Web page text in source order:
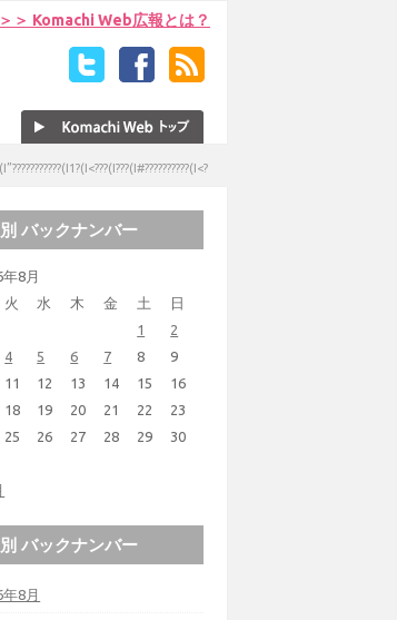
＞＞ Komachi Web広報とは？
別 バックナンバー
年8月
火 水 木 金 土 日
1
2
4 5 6 7 8
9
11 12 13 14 15
16
18 19 20 21 22
23
25 26 27 28 29
30
バックナンバー
年8月